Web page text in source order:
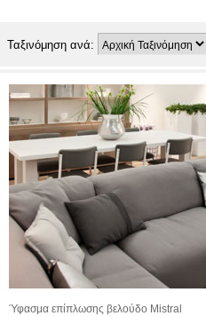
Ταξινόμηση ανά:
Ύφασμα επίπλωσης βελούδο Mistral